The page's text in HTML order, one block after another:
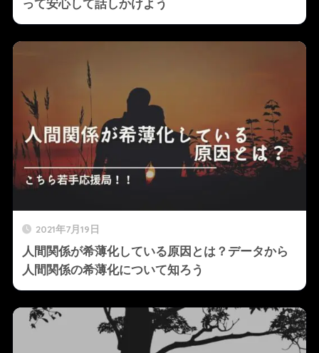
って安心して話しかけよう
2021年7月19日
人間関係が希薄化している原因とは？データから
人間関係の希薄化について知ろう